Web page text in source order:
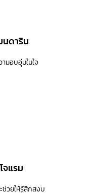
ดาริน
มอบอุ่นในใจ
จแรม
ช่วยให้รู้สึกสงบ